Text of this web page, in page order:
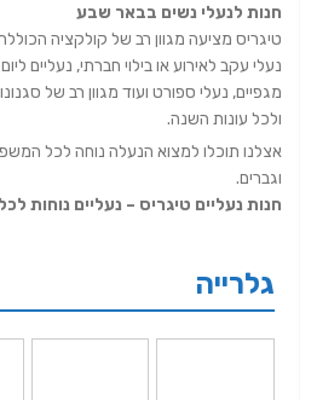
חנות לנעלי נשים בבאר שבע
טיגריס מציעה מגוון רב של קולקציה
נעלי עקב לאירוע או בילוי חברתי, נעליים
מגפיים, נעלי ספורט ועוד מגוון רב של
ולכל עונות השנה.
אצלנו תוכלו למצוא הנעלה נוחה לכל
וגברים.
חנות נעליים טיגריס – נעליים נוחות
גלרייה